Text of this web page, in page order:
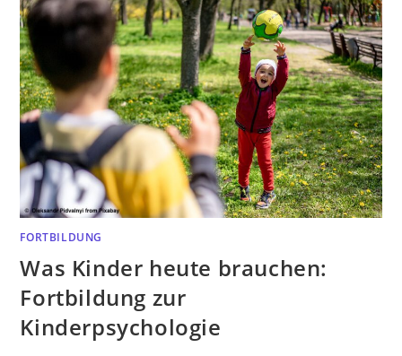
FORTBILDUNG
Was Kinder heute brauchen:
Fortbildung zur
Kinderpsychologie